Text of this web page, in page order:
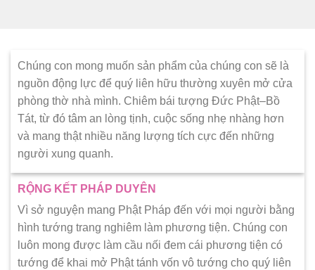
Chúng con mong muốn sản phẩm của chúng con sẽ là
nguồn động lực để quý liên hữu thường xuyên mở cửa
phòng thờ nhà mình. Chiêm bái tượng Đức Phật–Bồ
Tát, từ đó tâm an lòng tịnh, cuộc sống nhẹ nhàng hơn
và mang thật nhiều năng lượng tích cực đến những
người xung quanh.
RỘNG KẾT PHÁP DUYÊN
Vì sở nguyện mang Phật Pháp đến với mọi người bằng
hình tướng trang nghiêm làm phương tiện. Chúng con
luôn mong được làm cầu nối đem cái phương tiện có
tướng để khai mở Phật tánh vốn vô tướng cho quý liên